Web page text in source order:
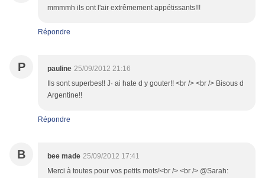
mmmmh ils ont l'air extrêmement appétissants!!!
Répondre
P pauline 25/09/2012 21:16
Ils sont superbes!! J· ai hate d y gouter!! <br /> <br /> Bisous d
Argentine!!
Répondre
B bee made 25/09/2012 17:41
Merci à toutes pour vos petits mots!<br /> <br /> @Sarah: